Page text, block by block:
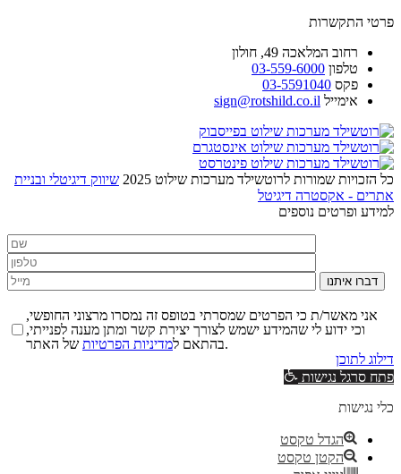
פרטי התקשרות
רחוב המלאכה 49, חולון
טלפון 03-559-6000
פקס 03-5591040
אימייל sign@rotshild.co.il
כל הזכויות שמורות לרוטשילד מערכות שילוט 2025
שיווק דיגיטלי ובניית
אתרים - אקסטרה דיגיטל
למידע ופרטים נוספים
דברו איתנו
אני מאשר/ת כי הפרטים שמסרתי בטופס זה נמסרו מרצוני החופשי,
וכי ידוע לי שהמידע ישמש לצורך יצירת קשר ומתן מענה לפנייתי,
בהתאם למדיניות הפרטיות
של האתר.
דילוג לתוכן
פתח סרגל נגישות
כלי נגישות
הגדל טקסט
הקטן טקסט